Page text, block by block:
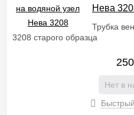
Нева
Трубка
3208 старого образца
250
Нет в